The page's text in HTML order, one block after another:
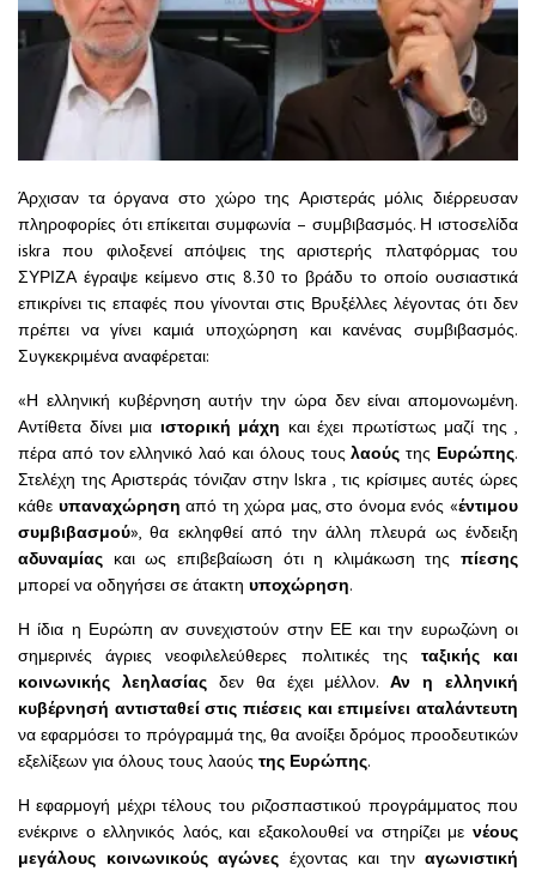
Άρχισαν τα όργανα στο χώρο της Αριστεράς μόλις διέρρευσαν
πληροφορίες ότι επίκειται συμφωνία – συμβιβασμός. Η ιστοσελίδα
iskra που φιλοξενεί απόψεις της αριστερής πλατφόρμας του
ΣΥΡΙΖΑ έγραψε κείμενο στις 8.30 το βράδυ το οποίο ουσιαστικά
επικρίνει τις επαφές που γίνονται στις Βρυξέλλες λέγοντας ότι δεν
πρέπει να γίνει καμιά υποχώρηση και κανένας συμβιβασμός.
Συγκεκριμένα αναφέρεται:
«Η ελληνική κυβέρνηση αυτήν την ώρα δεν είναι απομονωμένη.
Αντίθετα δίνει μια ιστορική μάχη και έχει πρωτίστως μαζί της ,
πέρα από τον ελληνικό λαό και όλους τουςλαούς της Ευρώπης.
Στελέχη της Αριστεράς τόνιζαν στην Iskra , τις κρίσιμες αυτές ώρες
κάθε υπαναχώρησηαπό τη χώρα μας, στο όνομα ενός «έντιμου
συμβιβασμού», θα εκληφθεί από την άλλη πλευρά ως ένδειξη
αδυναμίας και ως επιβεβαίωση ότι η κλιμάκωση της πίεσης
μπορεί να οδηγήσει σε άτακτη υποχώρηση.
Η ίδια η Ευρώπη αν συνεχιστούν στην ΕΕ και την ευρωζώνη οι
σημερινές άγριες νεοφιλελεύθερες πολιτικές της ταξικής και
κοινωνικής λεηλασίαςδεν θα έχει μέλλον.Αν η ελληνική
κυβέρνησή αντισταθεί στις πιέσεις και επιμείνει αταλάντευτη
να εφαρμόσει το πρόγραμμά της, θα ανοίξει δρόμος προοδευτικών
εξελίξεων για όλους τους λαούς της Ευρώπης.
Η εφαρμογή μέχρι τέλους του ριζοσπαστικού προγράμματος που
ενέκρινε ο ελληνικός λαός, και εξακολουθεί να στηρίζει με νέους
μεγάλους κοινωνικούς αγώνες έχοντας και την αγωνιστική